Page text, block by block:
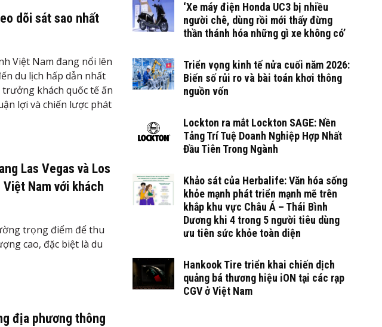
dõi sát sao nhất
Việt Nam đang nổi lên
du lịch hấp dẫn nhất
khách quốc tế ấn
lợi và chiến lược phát
Las Vegas và Los
Nam với khách
trọng điểm để thu
cao, đặc biệt là du
địa phương thông
‘Xe máy điện Honda UC3 bị nhiều
người chê, dùng rồi mới thấy đừng
thần thánh hóa những gì xe không có’
Triển vọng kinh tế nửa cuối năm 2026:
Biến số rủi ro và bài toán khơi thông
nguồn vốn
Lockton ra mắt Lockton SAGE: Nền
Tảng Trí Tuệ Doanh Nghiệp Hợp Nhất
Đầu Tiên Trong Ngành
Khảo sát của Herbalife: Văn hóa sống
khỏe mạnh phát triển mạnh mẽ trên
khắp khu vực Châu Á – Thái Bình
Dương khi 4 trong 5 người tiêu dùng
ưu tiên sức khỏe toàn diện
Hankook Tire triển khai chiến dịch
quảng bá thương hiệu iON tại các rạp
CGV ở Việt Nam